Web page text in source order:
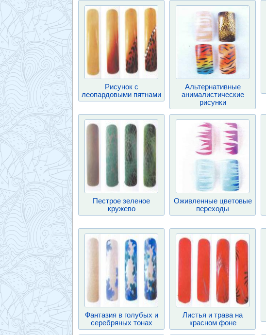
Рисунок с
леопардовыми пятнами
Альтернативные
анималистические
рисунки
Пестрое зеленое
кружево
Оживленные цветовые
переходы
Фантазия в голубых и
серебряных тонах
Листья и трава на
красном фоне